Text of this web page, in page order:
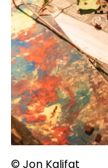
© Jon Kalifat